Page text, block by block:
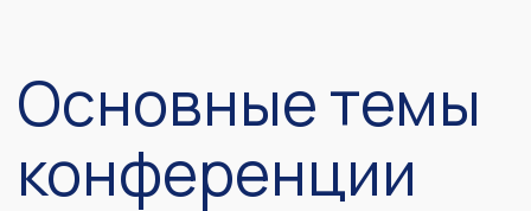
08
Тренды индустрии